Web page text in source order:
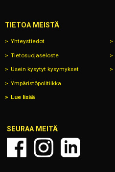
TIETOA MEISTÄ
Yhteystiedot
Tietosuojaseloste
Usein kysytyt kysymykset
Ympäristöpolitiikka
Lue lisää
SEURAA MEITÄ